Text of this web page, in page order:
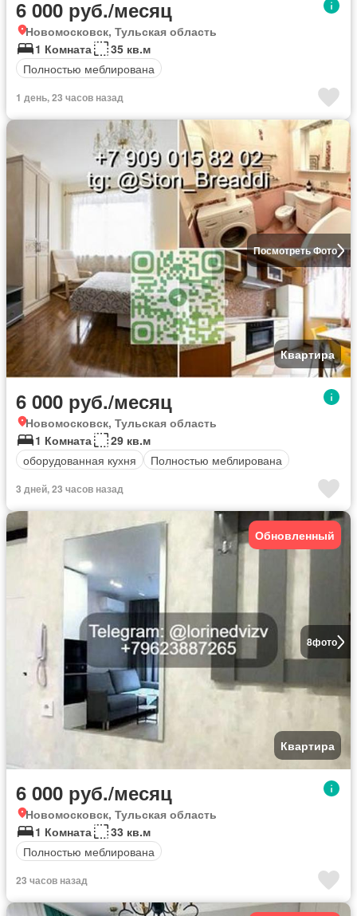
6 000 руб./месяц
Новомосковск, Тульская область
1 Комната
35 кв.м
Полностью меблирована
1 день, 23 часов назад
Посмотреть Фото
Квартира
6 000 руб./месяц
Новомосковск, Тульская область
1 Комната
29 кв.м
оборудованная кухня
Полностью меблирована
3 дней, 23 часов назад
8фото
Обновленный
Квартира
6 000 руб./месяц
Новомосковск, Тульская область
1 Комната
33 кв.м
Полностью меблирована
23 часов назад